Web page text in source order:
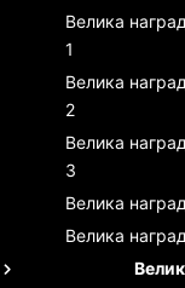
Велика
1
Велика
2
Велика
3
Велика
Велика